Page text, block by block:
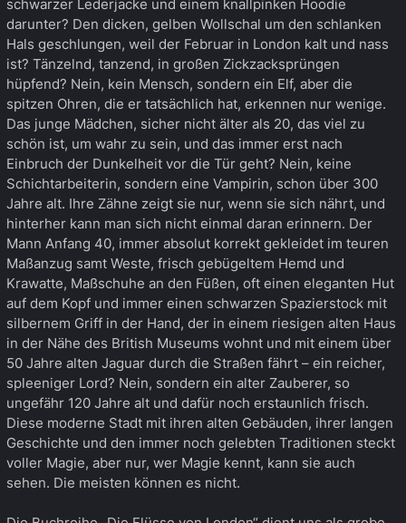
schwarzer Lederjacke und einem knallpinken Hoodie
darunter? Den dicken, gelben Wollschal um den schlanken
Hals geschlungen, weil der Februar in London kalt und nass
ist? Tänzelnd, tanzend, in großen Zickzacksprüngen
hüpfend? Nein, kein Mensch, sondern ein Elf, aber die
spitzen Ohren, die er tatsächlich hat, erkennen nur wenige.
Das junge Mädchen, sicher nicht älter als 20, das viel zu
schön ist, um wahr zu sein, und das immer erst nach
Einbruch der Dunkelheit vor die Tür geht? Nein, keine
Schichtarbeiterin, sondern eine Vampirin, schon über 300
Jahre alt. Ihre Zähne zeigt sie nur, wenn sie sich nährt, und
hinterher kann man sich nicht einmal daran erinnern. Der
Mann Anfang 40, immer absolut korrekt gekleidet im teuren
Maßanzug samt Weste, frisch gebügeltem Hemd und
Krawatte, Maßschuhe an den Füßen, oft einen eleganten Hut
auf dem Kopf und immer einen schwarzen Spazierstock mit
silbernem Griff in der Hand, der in einem riesigen alten Haus
in der Nähe des British Museums wohnt und mit einem über
50 Jahre alten Jaguar durch die Straßen fährt – ein reicher,
spleeniger Lord? Nein, sondern ein alter Zauberer, so
ungefähr 120 Jahre alt und dafür noch erstaunlich frisch.
Diese moderne Stadt mit ihren alten Gebäuden, ihrer langen
Geschichte und den immer noch gelebten Traditionen steckt
voller Magie, aber nur, wer Magie kennt, kann sie auch
sehen. Die meisten können es nicht.